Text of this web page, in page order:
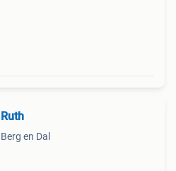
Ruth
Berg en Dal